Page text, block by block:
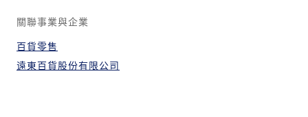
關聯事業與企業
百貨零售
遠東百貨股份有限公司